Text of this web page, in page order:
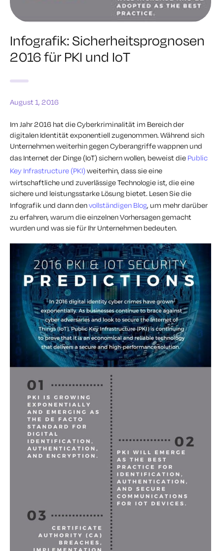
Infografik: Sicherheitsprognosen
2016 für PKI und IoT
August 1, 2016
Im Jahr 2016 hat die Cyberkriminalität im Bereich der
digitalen Identität exponentiell zugenommen. Während sich
Unternehmen weiterhin gegen Cyberangriffe wappnen und
das Internet der Dinge (IoT) sichern wollen, beweist die Public
Key Infrastructure (PKI)weiterhin, dass sie eine
wirtschaftliche und zuverlässige Technologie ist, die eine
sichere und leistungsstarke Lösung bietet. Lesen Sie die
Infografik und dann denvollständigen Blog, um mehr darüber
zu erfahren, warum die einzelnen Vorhersagen gemacht
wurden und was sie für Ihr Unternehmen bedeuten.